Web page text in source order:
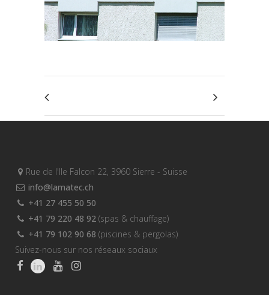
Rue de l'Ile Falcon 22, 3960 Sierre - Suisse
info@lamatec.ch
+41 27 455 50 50
+41 79 220 48 92 (spas & chauffage)
+41 79 102 90 68 (piscines & pergolas)
Suivez-nous sur nos réseaux sociaux